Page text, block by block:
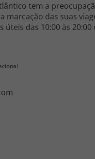
tem a
marcação das suas
das 10:00 às 20:00